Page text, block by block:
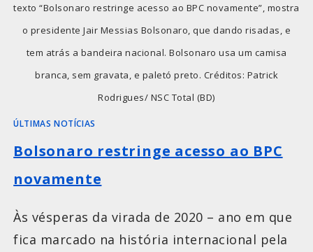
texto “Bolsonaro restringe acesso ao BPC novamente”, mostra
o presidente Jair Messias Bolsonaro, que dando risadas, e
tem atrás a bandeira nacional. Bolsonaro usa um camisa
branca, sem gravata, e paletó preto. Créditos: Patrick
Rodrigues/ NSC Total (BD)
ÚLTIMAS NOTÍCIAS
Bolsonaro restringe acesso ao BPC
novamente
Às vésperas da virada de 2020 – ano em que
fica marcado na história internacional pela